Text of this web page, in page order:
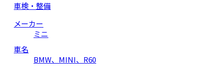
車検・整備
メーカー
ミニ
車名
BMW、MINI、R60